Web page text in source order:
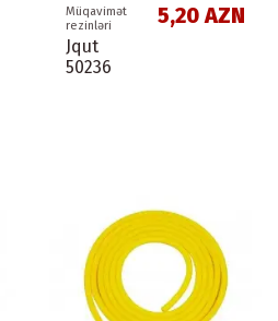
Müqavimət
rezinləri
Jqut
50236
5,20 AZN